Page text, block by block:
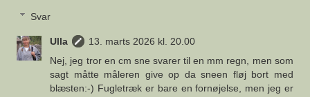
Svar
Ulla
13. marts 2026 kl. 20.00
Nej, jeg tror en cm sne svarer til en mm regn, men som
sagt måtte måleren give op da sneen fløj bort med
blæsten:-) Fugletræk er bare en fornøjelse, men jeg er